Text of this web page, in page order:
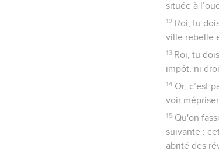
située à
12 Roi, tu
ville rebelle
13 Roi, tu
impôt, ni
14 Or, c’est
voir
15 Qu'on
suivante :
abrité des